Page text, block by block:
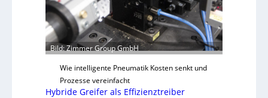
m
e
n
s
f
ü
r
n
h
Bild: Zimmer Group GmbH
Wie intelligente Pneumatik Kosten senkt und
Prozesse vereinfacht
Hybride Greifer als Effizienztreiber